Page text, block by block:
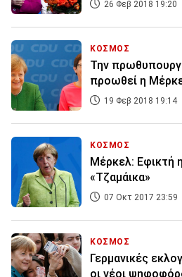
26 Φεβ 2018 19:20
ΚΟΣΜΟΣ
Την
προωθεί η
19 Φεβ 2018 19:14
ΚΟΣΜΟΣ
Μέρκελ: Εφικτή
«Τζαμάικα»
07 Οκτ 2017 23:59
ΚΟΣΜΟΣ
Γερμανικές
οι νέοι